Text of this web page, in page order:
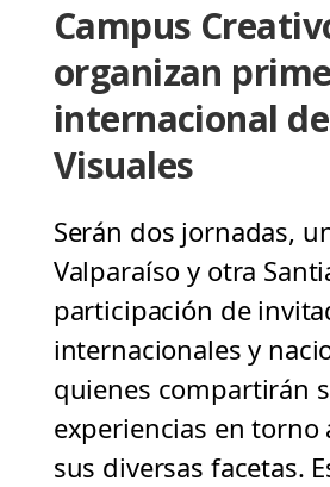
Campus
organizan
internacional
Visuales
Serán dos jornadas,
Valparaíso y otra
participación de
internacionales y
quienes compartirán
experiencias en torno
sus diversas facetas.